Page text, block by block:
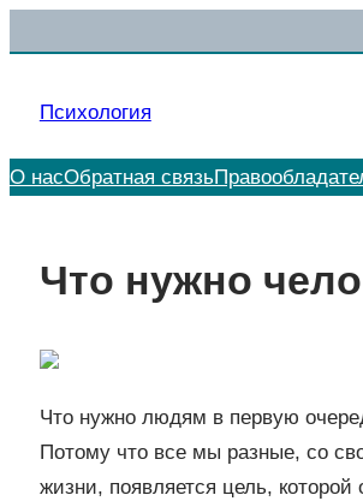
к
Психология
О насОбратная связь
Что нужно
Что нужно людям в первую
Потому что все мы разные, со
жизни, появляется цель,